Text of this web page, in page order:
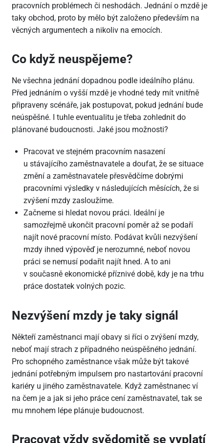
pracovních problémech či neshodách. Jednání o mzdě je
taky obchod, proto by mělo být založeno především na
věcných argumentech a nikoliv na emocích.
Co když neuspějeme?
Ne všechna jednání dopadnou podle ideálního plánu.
Před jednáním o vyšší mzdě je vhodné tedy mít vnitřně
připraveny scénáře, jak postupovat, pokud jednání bude
neúspěšné. I tuhle eventualitu je třeba zohlednit do
plánované budoucnosti. Jaké jsou možnosti?
Pracovat ve stejném pracovním nasazení
u stávajícího zaměstnavatele a doufat, že se situace
změní a zaměstnavatele přesvědčíme dobrými
pracovními výsledky v následujících měsících, že si
zvýšení mzdy zasloužíme.
Začneme si hledat novou práci. Ideální je
samozřejmě ukončit pracovní poměr až se podaří
najít nové pracovní místo. Podávat kvůli nezvýšení
mzdy ihned výpověď je nerozumné, neboť novou
práci se nemusí podařit najít hned. A to ani
v současně ekonomické příznivé době, kdy je na trhu
práce dostatek volných pozic.
Nezvýšení mzdy je taky signál
Někteří zaměstnanci mají obavy si říci o zvýšení mzdy,
neboť mají strach z případného neúspěšného jednání.
Pro schopného zaměstnance však může být takové
jednání potřebným impulsem pro nastartování pracovní
kariéry u jiného zaměstnavatele. Když zaměstnanec ví
na čem je a jak si jeho práce cení zaměstnavatel, tak se
mu mnohem lépe plánuje budoucnost.
Pracovat vždy svědomitě se vyplatí